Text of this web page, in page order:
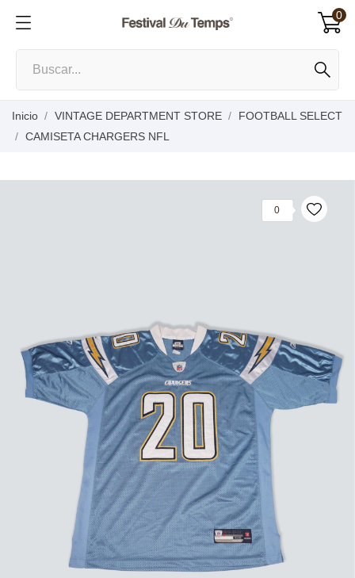
0
Inicio VINTAGE DEPARTMENT STORE
FOOTBALL SELECT
CAMISETA CHARGERS NFL
0